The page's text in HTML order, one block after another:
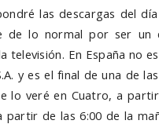
las descargas del
de lo normal por ser un
televisión. En España no
y es el final de una de
lo veré en Cuatro, a
partir de las 6:00 de la